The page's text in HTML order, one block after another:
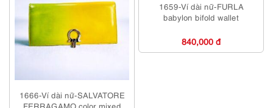
1666-Ví dài nữ-SALVATORE
FERRAGAMO color mixed
1659-Ví dài nữ-FURLA
babylon bifold wallet
840,000 đ